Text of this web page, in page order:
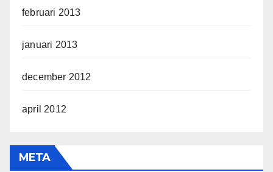
februari 2013
januari 2013
december 2012
april 2012
META